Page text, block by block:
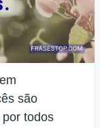
são
todos